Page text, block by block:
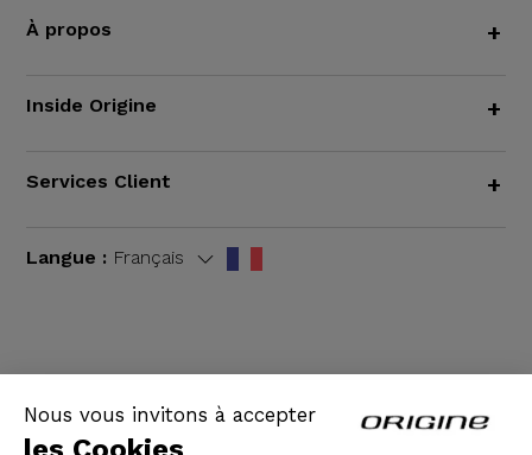
Nous vous invitons à accepter
À propos +
Inside Origine +
Services Client +
Langue : Français